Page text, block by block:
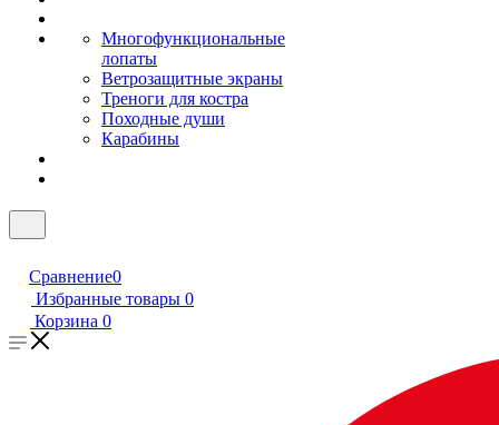
Многофункциональные
лопаты
Ветрозащитные экраны
Треноги для костра
Походные души
Карабины
Сравнение0
Избранные товары 0
Корзина 0